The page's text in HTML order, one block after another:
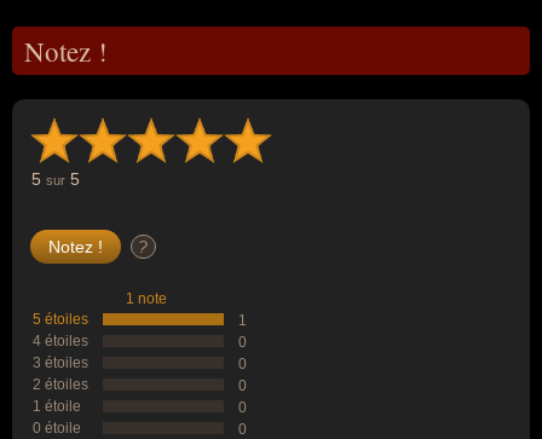
Notez !
5 sur 5
?
1 note
5 étoiles
1
4 étoiles
0
3 étoiles
0
2 étoiles
0
1 étoile
0
0 étoile
0